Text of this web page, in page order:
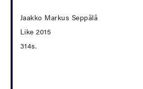
Jaakko Markus Seppälä
Like 2015
314s.